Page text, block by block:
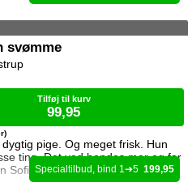
svømme
pige. Og meget frisk. Hun
ting. Det ved hendes mor og far
Sofie svømme. Hun kan svømme
Tilføj til kurv
99,95
1 5 199,95